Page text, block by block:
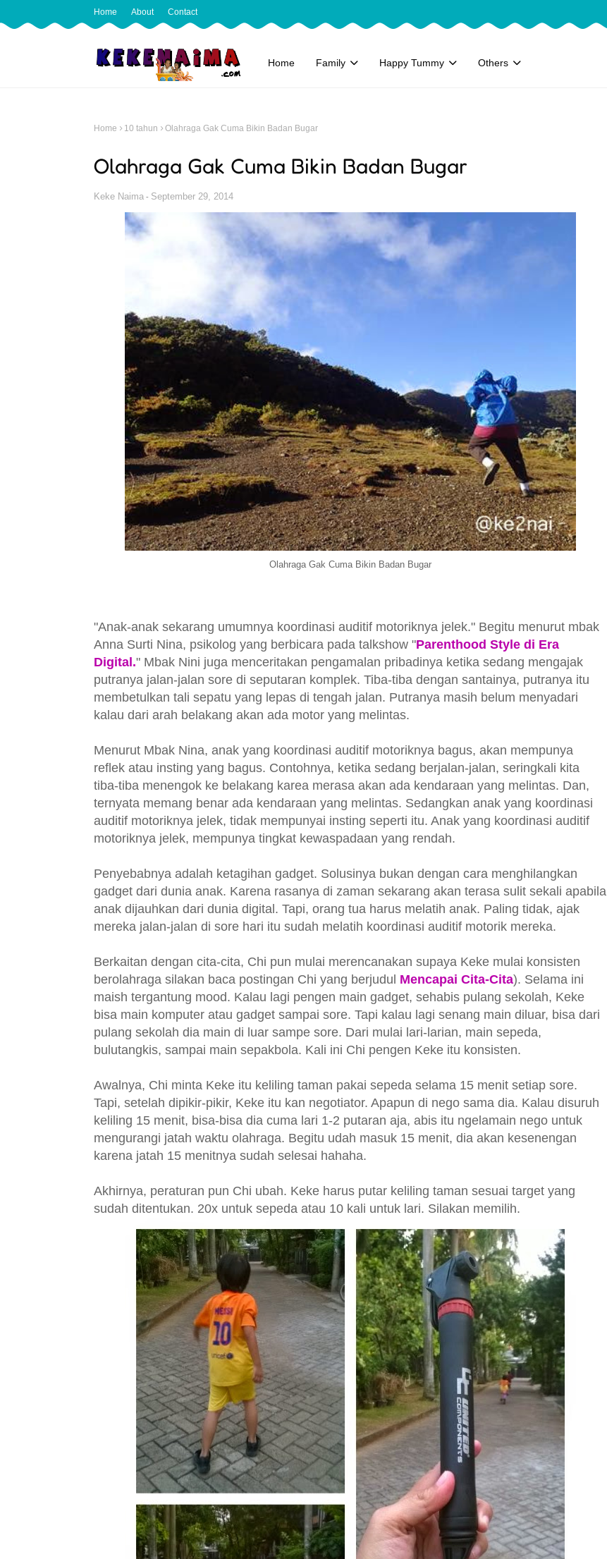
Home About Contact
Home Family Happy Tummy Others
Home 10 tahun Olahraga Gak Cuma Bikin Badan Bugar
Olahraga Gak Cuma Bikin Badan Bugar
Keke Naima September 29, 2014
Olahraga Gak Cuma Bikin Badan Bugar
"Anak-anak sekarang umumnya koordinasi auditif motoriknya jelek." Begitu menurut mbak
Anna Surti Nina, psikolog yang berbicara pada talkshow "Parenthood Style di Era
Digital." Mbak Nini juga menceritakan pengamalan pribadinya ketika sedang mengajak
putranya jalan-jalan sore di seputaran komplek. Tiba-tiba dengan santainya, putranya itu
membetulkan tali sepatu yang lepas di tengah jalan. Putranya masih belum menyadari
kalau dari arah belakang akan ada motor yang melintas.
Menurut Mbak Nina, anak yang koordinasi auditif motoriknya bagus, akan mempunya
reflek atau insting yang bagus. Contohnya, ketika sedang berjalan-jalan, seringkali kita
tiba-tiba menengok ke belakang karea merasa akan ada kendaraan yang melintas. Dan,
ternyata memang benar ada kendaraan yang melintas. Sedangkan anak yang koordinasi
auditif motoriknya jelek, tidak mempunyai insting seperti itu. Anak yang koordinasi auditif
motoriknya jelek, mempunya tingkat kewaspadaan yang rendah.
Penyebabnya adalah ketagihan gadget. Solusinya bukan dengan cara menghilangkan
gadget dari dunia anak. Karena rasanya di zaman sekarang akan terasa sulit sekali apabila
anak dijauhkan dari dunia digital. Tapi, orang tua harus melatih anak. Paling tidak, ajak
mereka jalan-jalan di sore hari itu sudah melatih koordinasi auditif motorik mereka.
Berkaitan dengan cita-cita, Chi pun mulai merencanakan supaya Keke mulai konsisten
berolahraga silakan baca postingan Chi yang berjudul Mencapai Cita-Cita). Selama ini
maish tergantung mood. Kalau lagi pengen main gadget, sehabis pulang sekolah, Keke
bisa main komputer atau gadget sampai sore. Tapi kalau lagi senang main diluar, bisa dari
pulang sekolah dia main di luar sampe sore. Dari mulai lari-larian, main sepeda,
bulutangkis, sampai main sepakbola. Kali ini Chi pengen Keke itu konsisten.
Awalnya, Chi minta Keke itu keliling taman pakai sepeda selama 15 menit setiap sore.
Tapi, setelah dipikir-pikir, Keke itu kan negotiator. Apapun di nego sama dia. Kalau disuruh
keliling 15 menit, bisa-bisa dia cuma lari 1-2 putaran aja, abis itu ngelamain nego untuk
mengurangi jatah waktu olahraga. Begitu udah masuk 15 menit, dia akan kesenengan
karena jatah 15 menitnya sudah selesai hahaha.
Akhirnya, peraturan pun Chi ubah. Keke harus putar keliling taman sesuai target yang
sudah ditentukan. 20x untuk sepeda atau 10 kali untuk lari. Silakan memilih.